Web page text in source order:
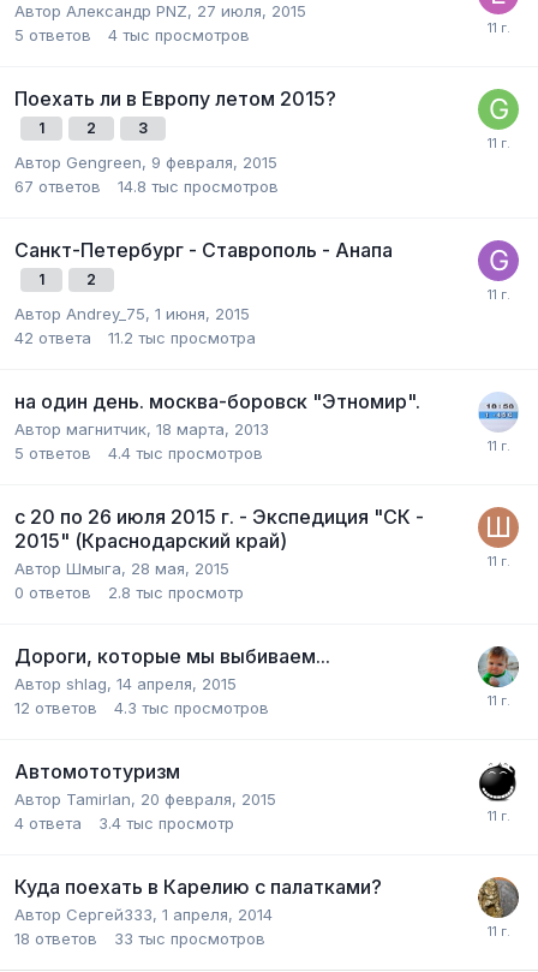
Автор Александр PNZ, 27 июля, 2015
5 ответов 4 тыс просмотров
Поехать ли в Европу летом 2015?
1 2 3
Автор Gengreen, 9 февраля, 2015
67 ответов 14.8 тыс просмотров
Санкт-Петербург - Ставрополь - Анапа
1 2
Автор Andrey_75, 1 июня, 2015
42 ответа 11.2 тыс просмотра
на один день. москва-боровск "Этномир".
Автор магнитчик, 18 марта, 2013
5 ответов 4.4 тыс просмотров
с 20 по 26 июля 2015 г. - Экспедиция "СК -
2015" (Краснодарский край)
Автор Шмыга, 28 мая, 2015
0 ответов 2.8 тыс просмотр
Дороги, которые мы выбиваем...
Автор shlag, 14 апреля, 2015
12 ответов 4.3 тыс просмотров
Автомототуризм
Автор Tamirlan, 20 февраля, 2015
4 ответа 3.4 тыс просмотр
Куда поехать в Карелию с палатками?
Автор Сергей333, 1 апреля, 2014
18 ответов 33 тыс просмотров